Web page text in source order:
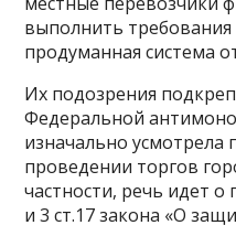
выполнить
продуманная система
Их подозрения
Федеральной
изначально усмотрела
проведении торгов
частности, речь идет
и 3 ст.17 закона «О